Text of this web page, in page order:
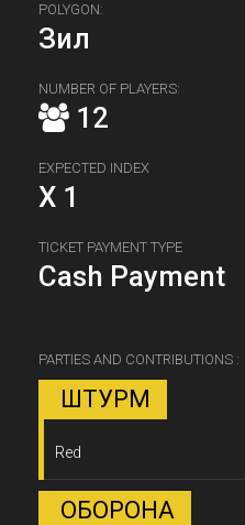
POLYGON:
Зил
NUMBER OF PLAYERS:
12
EXPECTED INDEX
X 1
TICKET PAYMENT TYPE
Cash Payment
PARTIES AND CONTRIBUTIONS :
ШТУРМ
Red
ОБОРОНА